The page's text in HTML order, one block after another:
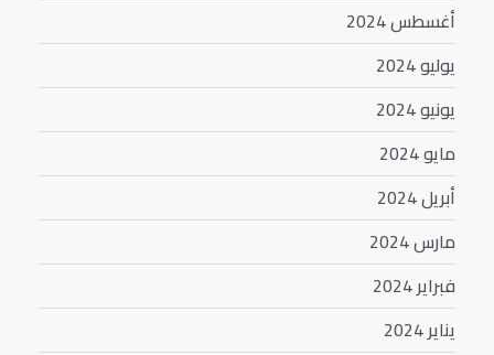
أغسطس 2024
يوليو 2024
يونيو 2024
مايو 2024
أبريل 2024
مارس 2024
فبراير 2024
يناير 2024